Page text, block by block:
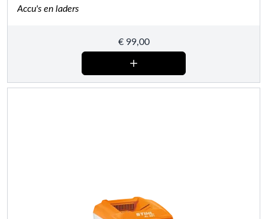
Accu's en laders
€99,00